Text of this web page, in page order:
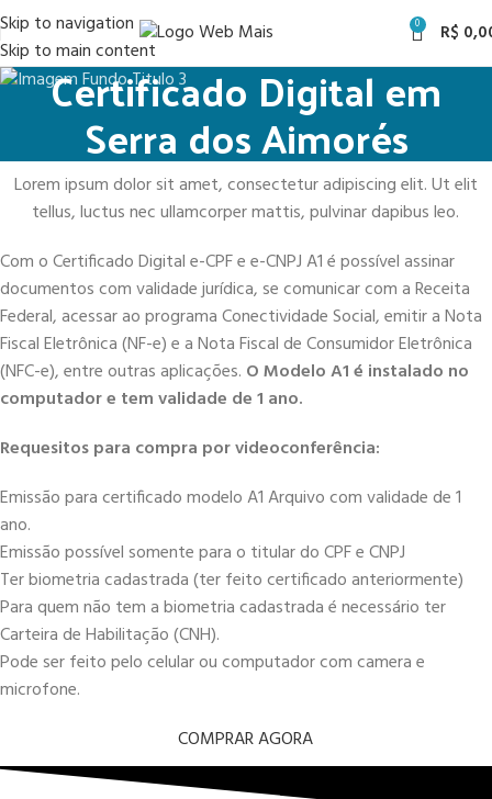
Skip to navigation
Skip to main content
0 R$
Certificado Digital em
Serra dos Aimorés
Lorem ipsum dolor sit amet, consectetur adipiscing elit. Ut elit
tellus, luctus nec ullamcorper mattis, pulvinar dapibus leo.
Com o Certificado Digital e-CPF e e-CNPJ A1 é possível assinar
documentos com validade jurídica, se comunicar com a Receita
Federal, acessar ao programa Conectividade Social, emitir a Nota
Fiscal Eletrônica (NF-e) e a Nota Fiscal de Consumidor Eletrônica
(NFC-e), entre outras aplicações. O Modelo A1 é instalado no
computador e tem validade de 1 ano.
Requesitos para compra por videoconferência:
Emissão para certificado modelo A1 Arquivo com validade de 1
ano.
Emissão possível somente para o titular do CPF e CNPJ
Ter biometria cadastrada (ter feito certificado anteriormente)
Para quem não tem a biometria cadastrada é necessário ter
Carteira de Habilitação (CNH).
Pode ser feito pelo celular ou computador com camera e
microfone.
COMPRAR AGORA